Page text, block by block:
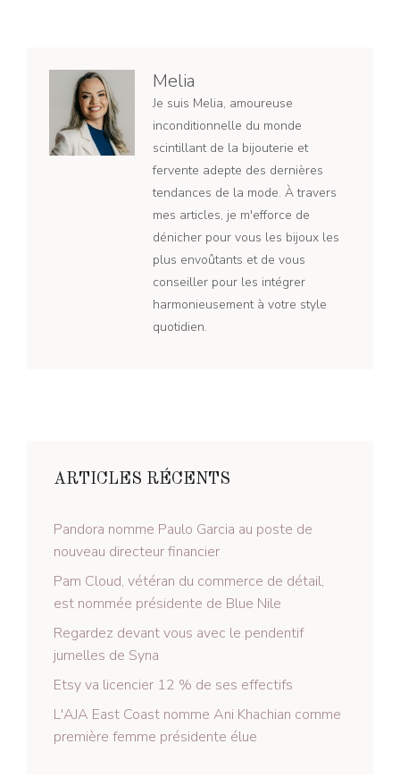
Melia
Je suis Melia, amoureuse
inconditionnelle du monde
scintillant de la bijouterie et
fervente adepte des dernières
tendances de la mode. À travers
mes articles, je m'efforce de
dénicher pour vous les bijoux les
plus envoûtants et de vous
conseiller pour les intégrer
harmonieusement à votre style
quotidien.
ARTICLES RÉCENTS
Pandora nomme Paulo Garcia au poste de
nouveau directeur financier
Pam Cloud, vétéran du commerce de détail,
est nommée présidente de Blue Nile
Regardez devant vous avec le pendentif
jumelles de Syna
Etsy va licencier 12 % de ses effectifs
L'AJA East Coast nomme Ani Khachian comme
première femme présidente élue